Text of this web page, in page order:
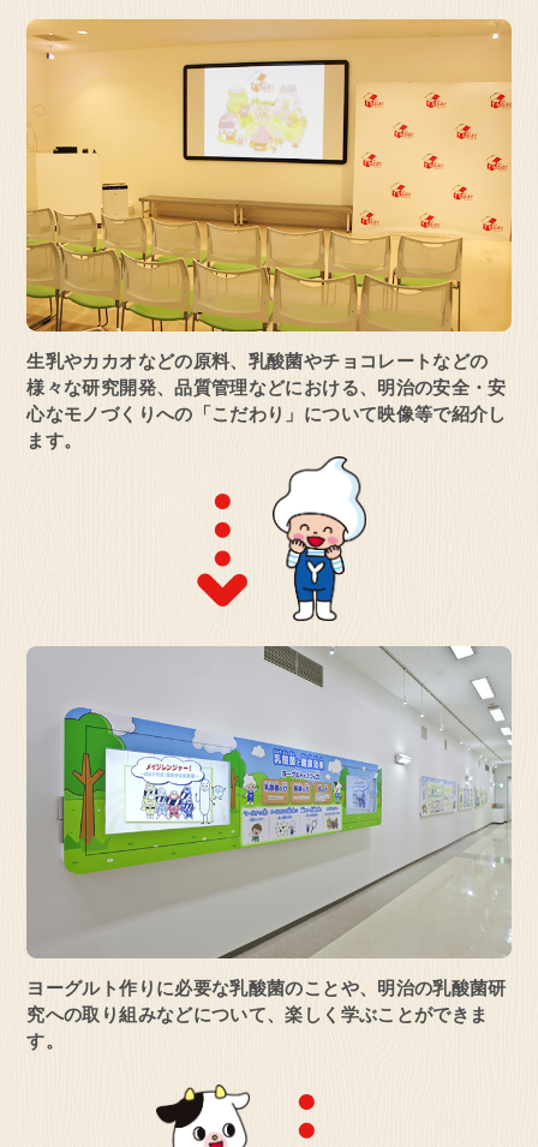
見学予約・お問い合わせ
オンライン
明治なるほどファクトリー
坂戸
見学予約・お問い合わせ
茨城県 守谷市
オンライン
明治なるほどファクトリー
守谷
生乳やカカオなどの原料、乳酸菌やチョコ レートなどの
様々な研究開発、品質管理などにおける、明治の安全・安
心なモノづくりへの「こだわり」について映像等で紹介し
ます。
ヨーグルト作りに必要な乳酸菌のことや、 明治の乳酸菌研
究への取り組みなどについて、楽しく学ぶことができま
す。